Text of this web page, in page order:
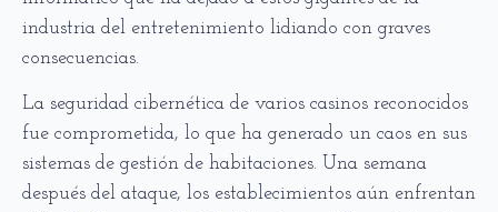
industria del entretenimiento lidiando con graves
consecuencias.
La seguridad cibernética de varios casinos reconocidos
fue comprometida, lo que ha generado un caos en sus
sistemas de gestión de habitaciones. Una semana
después del ataque, los establecimientos aún enfrentan